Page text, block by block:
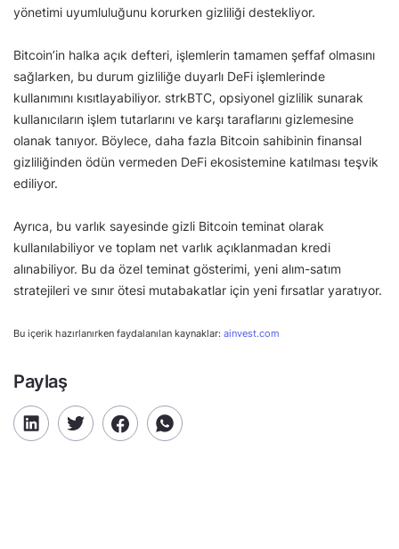
yönetimi uyumluluğunu korurken gizliliği destekliyor.
Bitcoin’in halka açık defteri, işlemlerin tamamen şeffaf olmasını
sağlarken, bu durum gizliliğe duyarlı DeFi işlemlerinde
kullanımını kısıtlayabiliyor. strkBTC, opsiyonel gizlilik sunarak
kullanıcıların işlem tutarlarını ve karşı taraflarını gizlemesine
olanak tanıyor. Böylece, daha fazla Bitcoin sahibinin finansal
gizliliğinden ödün vermeden DeFi ekosistemine katılması teşvik
ediliyor.
Ayrıca, bu varlık sayesinde gizli Bitcoin teminat olarak
kullanılabiliyor ve toplam net varlık açıklanmadan kredi
alınabiliyor. Bu da özel teminat gösterimi, yeni alım-satım
stratejileri ve sınır ötesi mutabakatlar için yeni fırsatlar yaratıyor.
Bu içerik hazırlanırken faydalanılan kaynaklar: ainvest.com
Paylaş